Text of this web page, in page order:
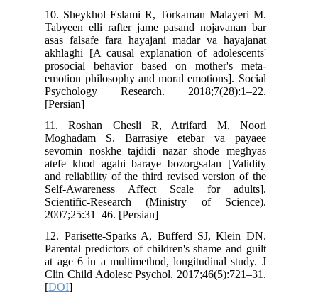
10. Sheykhol Eslami R, Torkaman Malayeri M.
Tabyeen elli rafter jame pasand nojavanan bar
asas falsafe fara hayajani madar va hayajanat
akhlaghi [A causal explanation of adolescents'
prosocial behavior based on mother's meta-
emotion philosophy and moral emotions]. Social
Psychology Research. 2018;7(28):1–22.
[Persian]
11. Roshan Chesli R, Atrifard M, Noori
Moghadam S. Barrasiye etebar va payaee
sevomin noskhe tajdidi nazar shode meghyas
atefe khod agahi baraye bozorgsalan [Validity
and reliability of the third revised version of the
Self-Awareness Affect Scale for adults].
Scientific-Research (Ministry of Science).
2007;25:31–46. [Persian]
12. Parisette-Sparks A, Bufferd SJ, Klein DN.
Parental predictors of children's shame and guilt
at age 6 in a multimethod, longitudinal study. J
Clin Child Adolesc Psychol. 2017;46(5):721–31.
[DOI